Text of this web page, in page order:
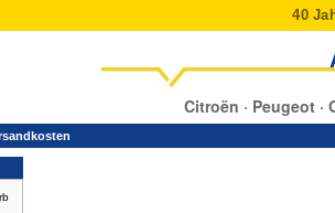
40
Citroën · Peugeot ·